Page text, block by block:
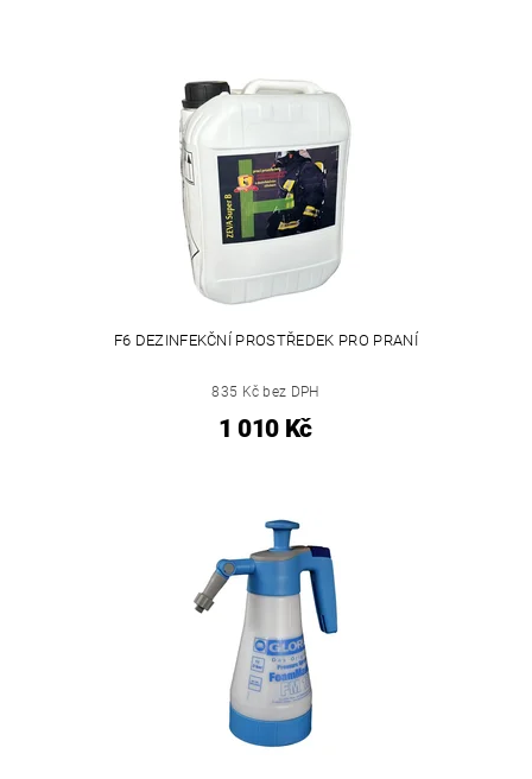
F6 DEZINFEKČNÍ PROSTŘEDEK PRO PRANÍ
835 Kč bez DPH
1 010 Kč